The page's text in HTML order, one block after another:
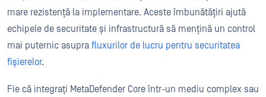
mare rezistență la implementare. Aceste îmbunătățiri ajută
echipele de securitate și infrastructură să mențină un control
mai puternic asupra fluxurilor de lucru pentru securitatea
fișierelor.
Fie că integrați MetaDefender Core într-un mediu complex sau